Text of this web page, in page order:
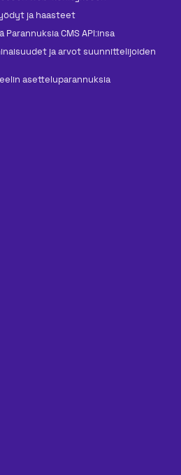
ja haasteet
CMS API:insa
ja arvot suunnittelijoiden
asetteluparannuksia